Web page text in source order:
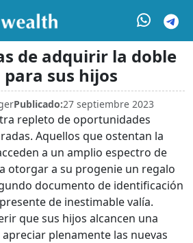
de adquirir la doble
sus hijos
Publicado:27 septiembre 2023
repleto de oportunidades
Aquellos que ostentan la
a un amplio espectro de
otorgar a su progenie un regalo
documento de identificación
de inestimable valía.
que sus hijos alcancen una
plenamente las nuevas